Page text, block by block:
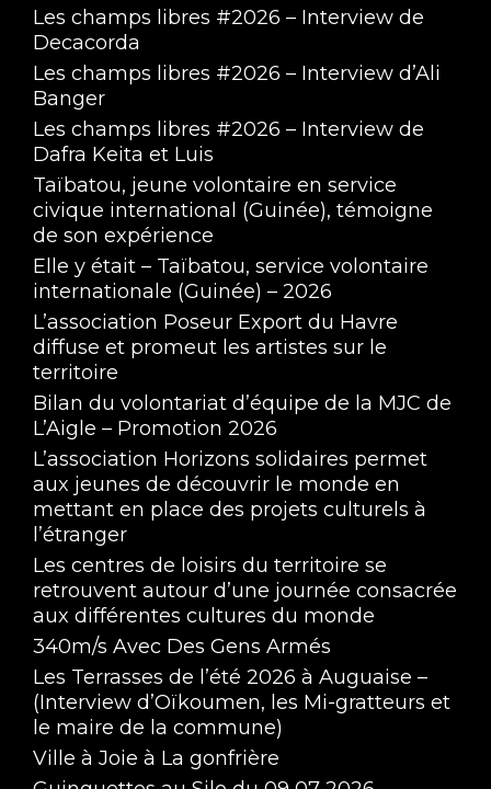
Les champs libres #2026 – Interview de
Decacorda
Les champs libres #2026 – Interview d’Ali
Banger
Les champs libres #2026 – Interview de
Dafra Keita et Luis
Taïbatou, jeune volontaire en service
civique international (Guinée), témoigne
de son expérience
Elle y était – Taïbatou, service volontaire
internationale (Guinée) – 2026
L’association Poseur Export du Havre
diffuse et promeut les artistes sur le
territoire
Bilan du volontariat d’équipe de la MJC de
L’Aigle – Promotion 2026
L’association Horizons solidaires permet
aux jeunes de découvrir le monde en
mettant en place des projets culturels à
l’étranger
Les centres de loisirs du territoire se
retrouvent autour d’une journée consacrée
aux différentes cultures du monde
340m/s Avec Des Gens Armés
Les Terrasses de l’été 2026 à Auguaise –
(Interview d’Oïkoumen, les Mi-gratteurs et
le maire de la commune)
Ville à Joie à La gonfrière